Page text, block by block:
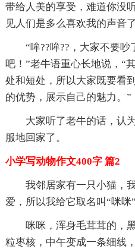
带给人美的享受，难道你没
见人们是多么喜欢我的声音
“哞??哞??，大家不要
吧！”老牛语重心长地说，“
处和短处，所以大家既要看
的优势，展示自己的魅力。”
大家听了老牛的话，认
服地回家了。
小学写动物作文400字 篇2
我邻居家有一只小猫，
爱，所以我给它取名叫“咪咪”
咪咪，浑身毛茸茸的，
粒枣核，中午变成一条细线